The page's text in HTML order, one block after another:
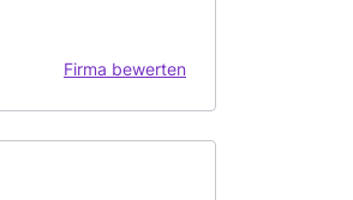
Firma bewerten